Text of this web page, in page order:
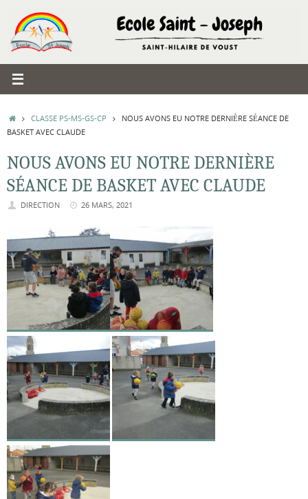
contenu
ACCUEIL
CLASSE PS-MS-GS-CP
NOUS AVONS EU NOTRE DERNIÈRE SÉANCE DE
BASKET AVEC CLAUDE
NOUS AVONS EU NOTRE DERNIÈRE
SÉANCE DE BASKET AVEC CLAUDE
DIRECTION 26 MARS, 2021